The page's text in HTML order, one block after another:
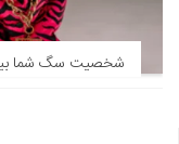
شخصیت سگ شما